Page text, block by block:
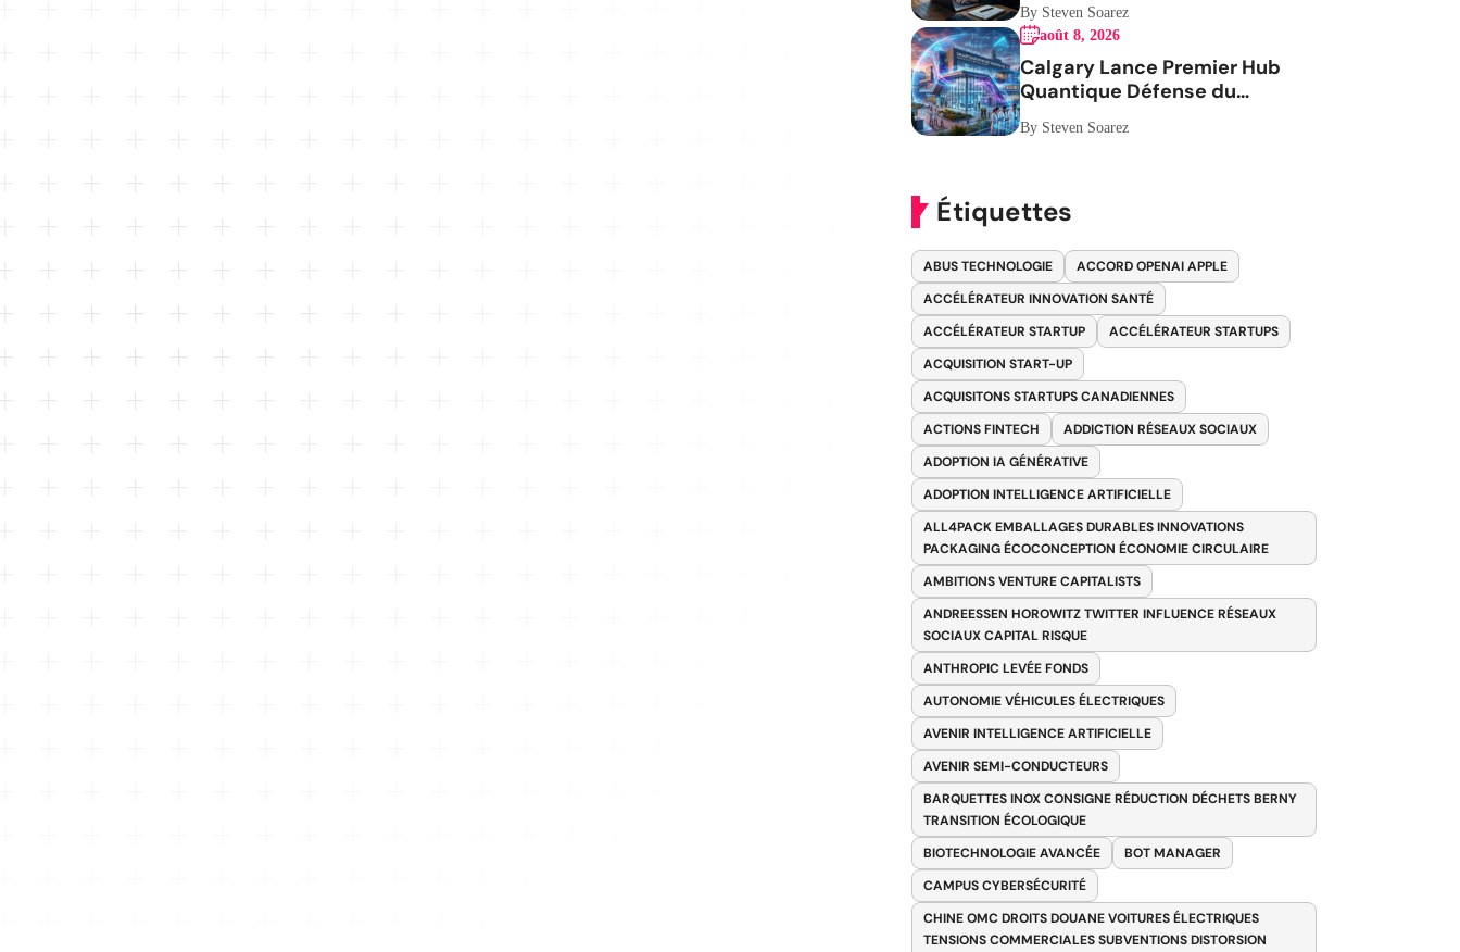
By Steven Soarez
août 8, 2026
Calgary Lance Premier Hub
Quantique Défense du
Canada
By Steven Soarez
Étiquettes
ABUS TECHNOLOGIE
ACCORD OPENAI APPLE
ACCÉLÉRATEUR INNOVATION SANTÉ
ACCÉLÉRATEUR STARTUP
ACCÉLÉRATEUR STARTUPS
ACQUISITION START-UP
ACQUISITONS STARTUPS CANADIENNES
ACTIONS FINTECH
ADDICTION RÉSEAUX SOCIAUX
ADOPTION IA GÉNÉRATIVE
ADOPTION INTELLIGENCE ARTIFICIELLE
ALL4PACK EMBALLAGES DURABLES INNOVATIONS
PACKAGING ÉCOCONCEPTION ÉCONOMIE CIRCULAIRE
AMBITIONS VENTURE CAPITALISTS
ANDREESSEN HOROWITZ TWITTER INFLUENCE RÉSEAUX
SOCIAUX CAPITAL RISQUE
ANTHROPIC LEVÉE FONDS
AUTONOMIE VÉHICULES ÉLECTRIQUES
AVENIR INTELLIGENCE ARTIFICIELLE
AVENIR SEMI-CONDUCTEURS
BARQUETTES INOX CONSIGNE RÉDUCTION DÉCHETS BERNY
TRANSITION ÉCOLOGIQUE
BIOTECHNOLOGIE AVANCÉE
BOT MANAGER
CAMPUS CYBERSÉCURITÉ
CHINE OMC DROITS DOUANE VOITURES ÉLECTRIQUES
TENSIONS COMMERCIALES SUBVENTIONS DISTORSION